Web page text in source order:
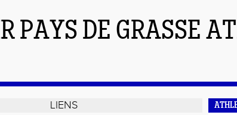
PAYS DE GRASSE
LIENS